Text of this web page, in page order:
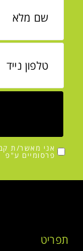
אני מאשר/ת
פרסומיים ע"פ
תפריט